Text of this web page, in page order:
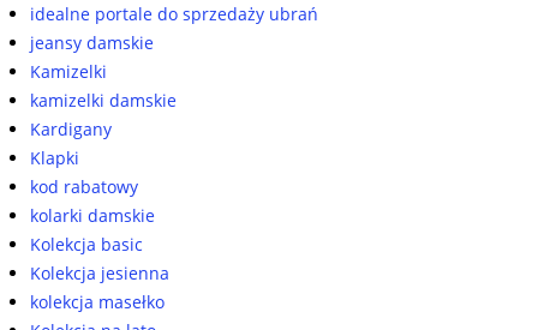
idealne portale do sprzedaży ubrań
jeansy damskie
Kamizelki
kamizelki damskie
Kardigany
Klapki
kod rabatowy
kolarki damskie
Kolekcja basic
Kolekcja jesienna
kolekcja masełko